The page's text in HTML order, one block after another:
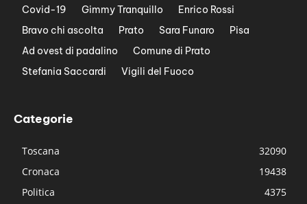
Covid-19
Gimmy Tranquillo
Enrico Rossi
Bravo chi ascolta
Prato Sara Funaro
Pisa
Ad ovest di padalino
Comune di Prato
Stefania Saccardi
Vigili del Fuoco
Categorie
Toscana
32090
Cronaca
19438
Politica
4375